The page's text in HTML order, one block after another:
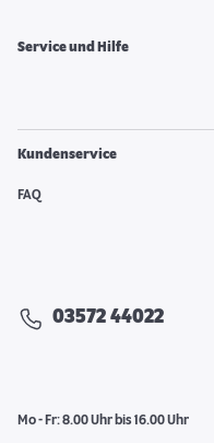
Service und Hilfe
Kundenservice
FAQ
03572 44022
Mo - Fr: 8.00 Uhr bis 16.00 Uhr